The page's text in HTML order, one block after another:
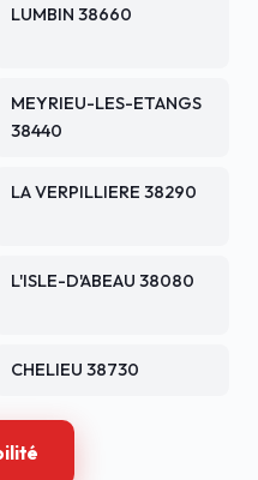
LUMBIN 38660
MEYRIEU-LES-ETANGS
38440
LA VERPILLIERE 38290
L'ISLE-D'ABEAU 38080
CHELIEU 38730